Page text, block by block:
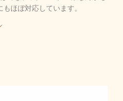
ほぼ対応しています。